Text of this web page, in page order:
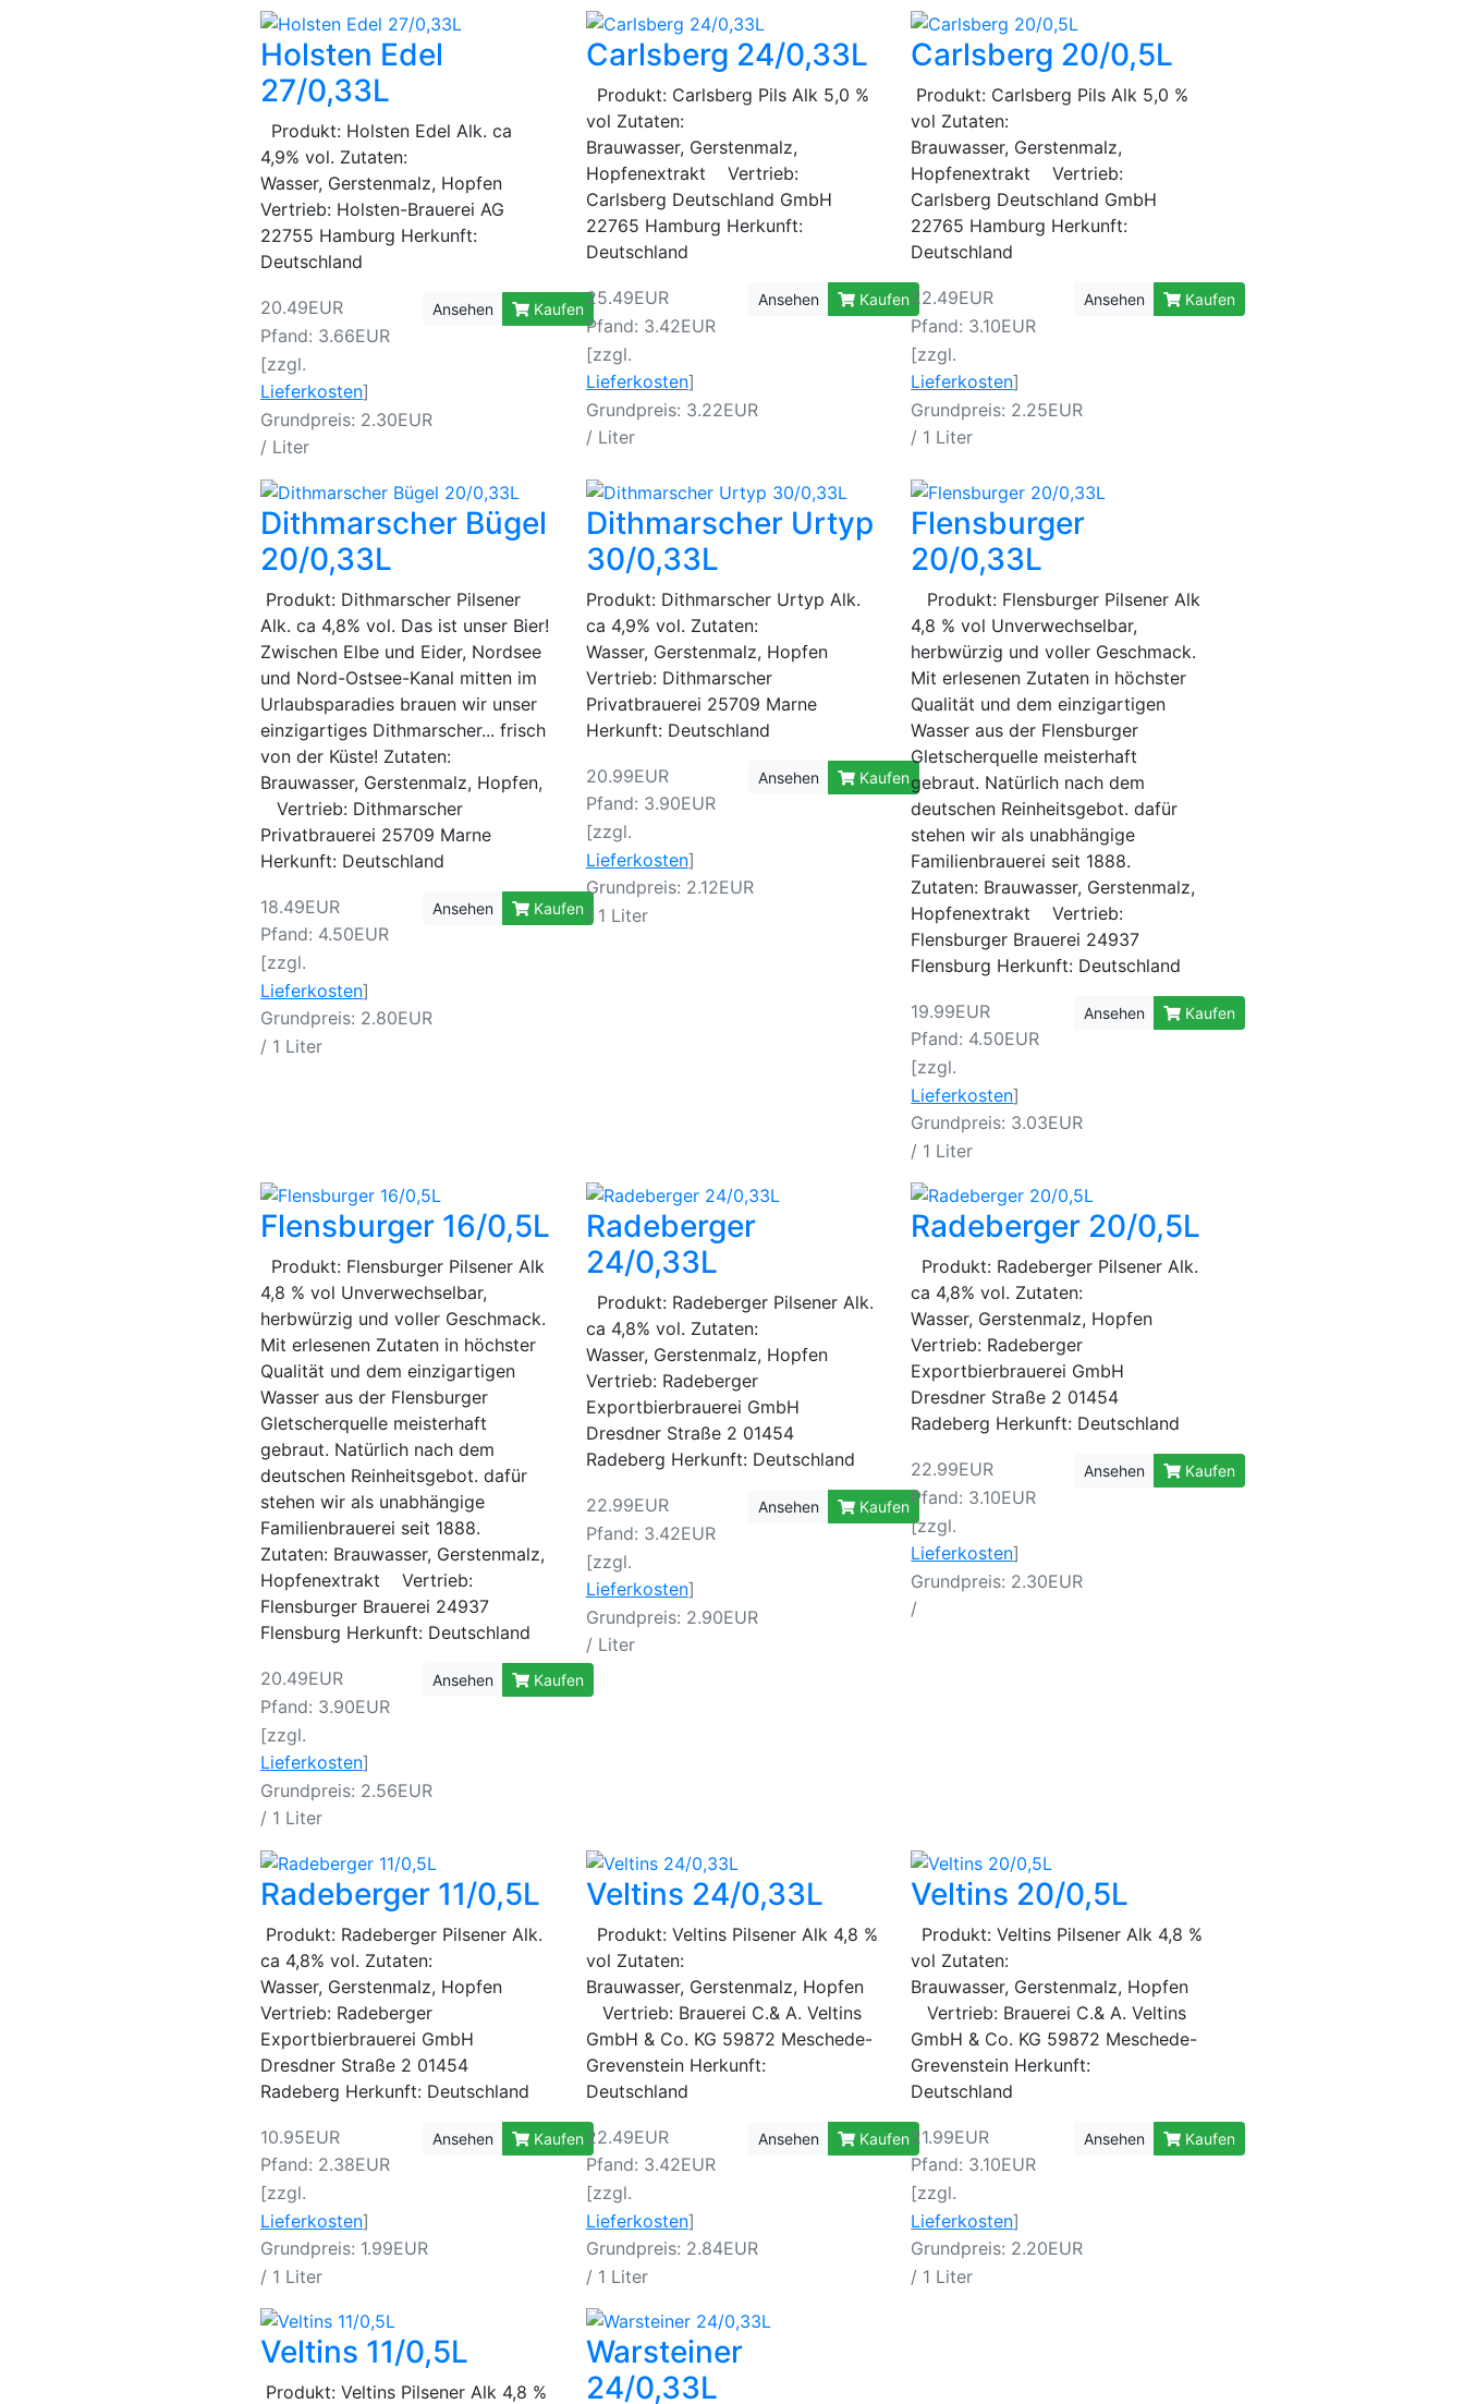
Holsten Edel
27/0,33L
Produkt: Holsten Edel Alk. ca
4,9% vol. Zutaten:
Wasser, Gerstenmalz, Hopfen
Vertrieb: Holsten-Brauerei AG
22755 Hamburg Herkunft:
Deutschland
20.49EUR
Pfand: 3.66EUR
[zzgl.
Lieferkosten]
Grundpreis: 2.30EUR
/ Liter
Ansehen Kaufen
Carlsberg 24/0,33L
Produkt: Carlsberg Pils Alk 5,0 %
vol Zutaten:
Brauwasser, Gerstenmalz,
Hopfenextrakt Vertrieb:
Carlsberg Deutschland GmbH
22765 Hamburg Herkunft:
Deutschland
25.49EUR
Pfand: 3.42EUR
[zzgl.
Lieferkosten]
Grundpreis: 3.22EUR
/ Liter
Ansehen Kaufen
Carlsberg 20/0,5L
Produkt: Carlsberg Pils Alk 5,0 %
vol Zutaten:
Brauwasser, Gerstenmalz,
Hopfenextrakt Vertrieb:
Carlsberg Deutschland GmbH
22765 Hamburg Herkunft:
Deutschland
22.49EUR
Pfand: 3.10EUR
[zzgl.
Lieferkosten]
Grundpreis: 2.25EUR
/ 1 Liter
Ansehen Kaufen
Dithmarscher Bügel
20/0,33L
Produkt: Dithmarscher Pilsener
Alk. ca 4,8% vol. Das ist unser Bier!
Zwischen Elbe und Eider, Nordsee
und Nord-Ostsee-Kanal mitten im
Urlaubsparadies brauen wir unser
einzigartiges Dithmarscher... frisch
von der Küste! Zutaten:
Brauwasser, Gerstenmalz, Hopfen,
Vertrieb: Dithmarscher
Privatbrauerei 25709 Marne
Herkunft: Deutschland
18.49EUR
Pfand: 4.50EUR
[zzgl.
Lieferkosten]
Grundpreis: 2.80EUR
/ 1 Liter
Ansehen Kaufen
Dithmarscher Urtyp
30/0,33L
Produkt: Dithmarscher Urtyp Alk.
ca 4,9% vol. Zutaten:
Wasser, Gerstenmalz, Hopfen
Vertrieb: Dithmarscher
Privatbrauerei 25709 Marne
Herkunft: Deutschland
20.99EUR
Pfand: 3.90EUR
[zzgl.
Lieferkosten]
Grundpreis: 2.12EUR
/ 1 Liter
Ansehen Kaufen
Flensburger
20/0,33L
Produkt: Flensburger Pilsener Alk
4,8 % vol Unverwechselbar,
herbwürzig und voller Geschmack.
Mit erlesenen Zutaten in höchster
Qualität und dem einzigartigen
Wasser aus der Flensburger
Gletscherquelle meisterhaft
gebraut. Natürlich nach dem
deutschen Reinheitsgebot. dafür
stehen wir als unabhängige
Familienbrauerei seit 1888.
Zutaten: Brauwasser, Gerstenmalz,
Hopfenextrakt Vertrieb:
Flensburger Brauerei 24937
Flensburg Herkunft: Deutschland
19.99EUR
Pfand: 4.50EUR
[zzgl.
Lieferkosten]
Grundpreis: 3.03EUR
/ 1 Liter
Ansehen Kaufen
Flensburger 16/0,5L
Produkt: Flensburger Pilsener Alk
4,8 % vol Unverwechselbar,
herbwürzig und voller Geschmack.
Mit erlesenen Zutaten in höchster
Qualität und dem einzigartigen
Wasser aus der Flensburger
Gletscherquelle meisterhaft
gebraut. Natürlich nach dem
deutschen Reinheitsgebot. dafür
stehen wir als unabhängige
Familienbrauerei seit 1888.
Zutaten: Brauwasser, Gerstenmalz,
Hopfenextrakt Vertrieb:
Flensburger Brauerei 24937
Flensburg Herkunft: Deutschland
20.49EUR
Pfand: 3.90EUR
[zzgl.
Lieferkosten]
Grundpreis: 2.56EUR
/ 1 Liter
Ansehen Kaufen
Radeberger
24/0,33L
Produkt: Radeberger Pilsener Alk.
ca 4,8% vol. Zutaten:
Wasser, Gerstenmalz, Hopfen
Vertrieb: Radeberger
Exportbierbrauerei GmbH
Dresdner Straße 2 01454
Radeberg Herkunft: Deutschland
22.99EUR
Pfand: 3.42EUR
[zzgl.
Lieferkosten]
Grundpreis: 2.90EUR
/ Liter
Ansehen Kaufen
Radeberger 20/0,5L
Produkt: Radeberger Pilsener Alk.
ca 4,8% vol. Zutaten:
Wasser, Gerstenmalz, Hopfen
Vertrieb: Radeberger
Exportbierbrauerei GmbH
Dresdner Straße 2 01454
Radeberg Herkunft: Deutschland
22.99EUR
Pfand: 3.10EUR
[zzgl.
Lieferkosten]
Grundpreis: 2.30EUR
/
Ansehen Kaufen
Radeberger 11/0,5L
Produkt: Radeberger Pilsener Alk.
ca 4,8% vol. Zutaten:
Wasser, Gerstenmalz, Hopfen
Vertrieb: Radeberger
Exportbierbrauerei GmbH
Dresdner Straße 2 01454
Radeberg Herkunft: Deutschland
10.95EUR
Pfand: 2.38EUR
[zzgl.
Lieferkosten]
Grundpreis: 1.99EUR
/ 1 Liter
Ansehen Kaufen
Veltins 24/0,33L
Produkt: Veltins Pilsener Alk 4,8 %
vol Zutaten:
Brauwasser, Gerstenmalz, Hopfen
Vertrieb: Brauerei C.& A. Veltins
GmbH & Co. KG 59872 Meschede-
Grevenstein Herkunft:
Deutschland
22.49EUR
Pfand: 3.42EUR
[zzgl.
Lieferkosten]
Grundpreis: 2.84EUR
/ 1 Liter
Ansehen Kaufen
Veltins 20/0,5L
Produkt: Veltins Pilsener Alk 4,8 %
vol Zutaten:
Brauwasser, Gerstenmalz, Hopfen
Vertrieb: Brauerei C.& A. Veltins
GmbH & Co. KG 59872 Meschede-
Grevenstein Herkunft:
Deutschland
21.99EUR
Pfand: 3.10EUR
[zzgl.
Lieferkosten]
Grundpreis: 2.20EUR
/ 1 Liter
Ansehen Kaufen
Veltins 11/0,5L
Produkt: Veltins Pilsener Alk 4,8 %
Warsteiner
24/0,33L